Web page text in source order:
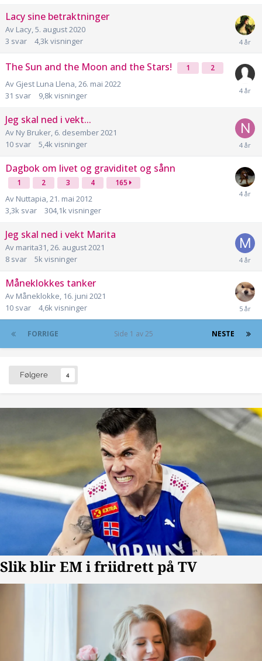
Lacy sine betraktninger
Av Lacy,5. august 2020
3 svar 4,3kvisninger
The Sun and the Moon and the Stars! 1 2
Av Gjest Luna Llena,26. mai 2022
31 svar 9,8kvisninger
Jeg skal ned i vekt...
Av Ny Bruker, 6. desember 2021
10 svar 5,4kvisninger
Dagbok om livet og graviditet og sånn
1 2 3 4 165
Av Nuttapia,21. mai 2012
3,3k svar 304,1kvisninger
Jeg skal ned i vekt Marita
Av marita31,26. august 2021
8 svar 5kvisninger
Måneklokkes tanker
Av Måneklokke, 16. juni 2021
10 svar 4,6kvisninger
FORRIGE NESTE
Side 1 av 25
Følgere 4